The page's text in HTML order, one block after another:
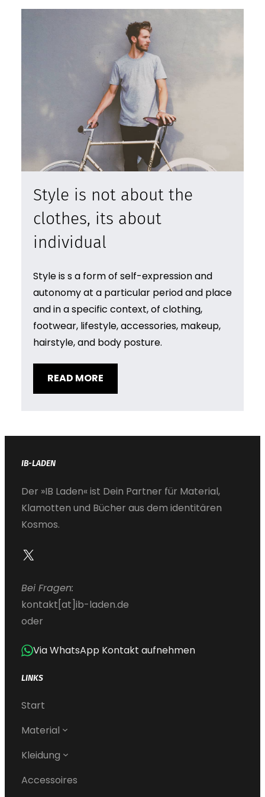
Style is not about the
clothes, its about
individual
Style is s a form of self-expression and
autonomy at a particular period and place
and in a specific context, of clothing,
footwear, lifestyle, accessories, makeup,
hairstyle, and body posture.
READ MORE
IB-LADEN
Der »IB Laden« ist Dein Partner für Material,
Klamotten und Bücher aus dem identitären
Kosmos.
Bei Fragen:
kontakt[at]ib-laden.de
oder
Via WhatsApp Kontakt aufnehmen
LINKS
Start
Material
Kleidung
Accessoires